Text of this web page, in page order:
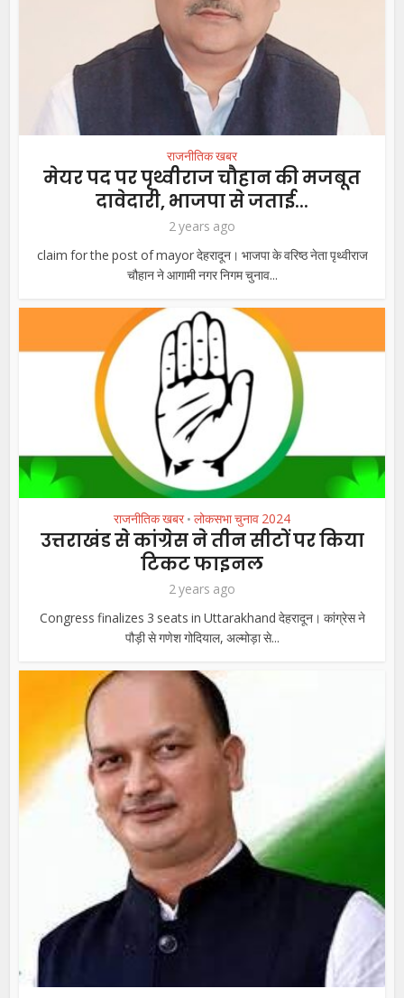
राजनीतिक खबर
मेयर पद पर पृथ्वीराज चौहान की मजबूत
दावेदारी, भाजपा से जताई...
2 years ago
claim for the post of mayor देहरादून। भाजपा के वरिष्ठ नेता पृथ्वीराज
चौहान ने आगामी नगर निगम चुनाव...
राजनीतिक खबर • लोकसभा चुनाव 2024
उत्तराखंड से कांग्रेस ने तीन सीटों पर किया
टिकट फाइनल
2 years ago
Congress finalizes 3 seats in Uttarakhand देहरादून। कांग्रेस ने
पौड़ी से गणेश गोदियाल, अल्मोड़ा से...